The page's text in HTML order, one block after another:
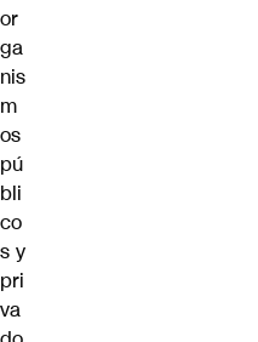
or
ga
nis
m
os
pú
bli
co
s y
pri
va